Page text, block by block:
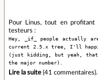
Pour Linus, tout en
testeurs :
Hey, _if_ people actually
current 2.5.x tree, I'll
(just kidding, but yeah, that
the major number).
Lire la suite (41 commentaires).